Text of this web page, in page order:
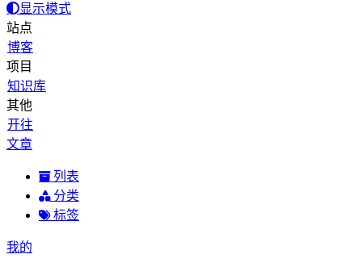
显示模式
站点
博客
项目
知识库
其他
开往
文章
列表
分类
标签
我的